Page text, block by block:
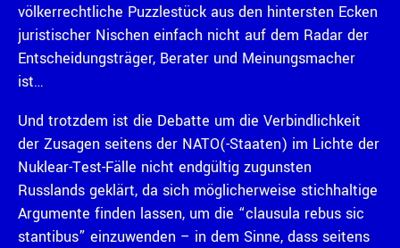
völkerrechtliche Puzzlestück aus den hintersten Ecken
juristischer Nischen einfach nicht auf dem Radar der
Entscheidungsträger, Berater und Meinungsmacher
ist…
Und trotzdem ist die Debatte um die Verbindlichkeit
der Zusagen seitens der NATO(-Staaten) im Lichte der
Nuklear-Test-Fälle nicht endgültig zugunsten
Russlands geklärt, da sich möglicherweise stichhaltige
Argumente finden lassen, um die “clausula rebus sic
stantibus” einzuwenden – in dem Sinne, dass seitens